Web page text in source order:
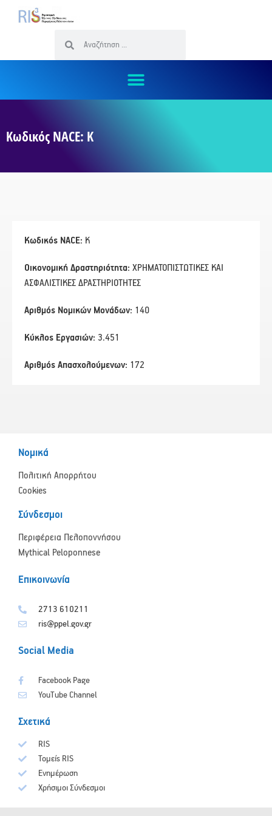
Κωδικός NACE: Κ
Κωδικός NACE: Κ
Οικονομική Δραστηριότητα: ΧΡΗΜΑΤΟΠΙΣΤΩΤΙΚΕΣ ΚΑΙ
ΑΣΦΑΛΙΣΤΙΚΕΣ ΔΡΑΣΤΗΡΙΟΤΗΤΕΣ
Αριθμός Νομικών Μονάδων: 140
Κύκλος Εργασιών: 3.451
Αριθμός Απασχολούμενων: 172
Νομικά
Πολιτική Απορρήτου
Cookies
Σύνδεσμοι
Περιφέρεια Πελοποννήσου
Mythical Peloponnese
Επικοινωνία
2713 610211
ris@ppel.gov.gr
Social Media
Facebook Page
YouTube Channel
Σχετικά
RIS
Τομείς RIS
Ενημέρωση
Χρήσιμοι Σύνδεσμοι